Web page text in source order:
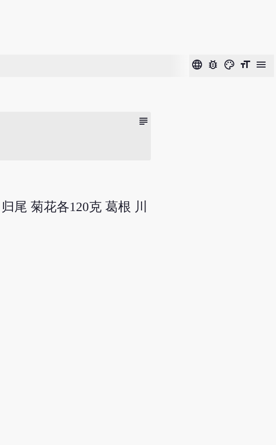
language bug_report color_lens format_size menu
subject
尾 菊花各120克 葛根 川